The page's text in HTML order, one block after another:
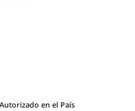
en el País